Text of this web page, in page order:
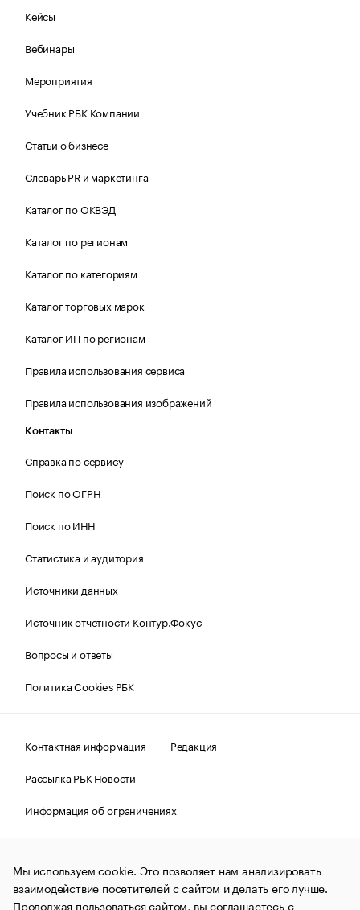
Кейсы
Вебинары
Мероприятия
Учебник РБК Компании
Статьи о бизнесе
Словарь PR и маркетинга
Каталог по ОКВЭД
Каталог по регионам
Каталог по категориям
Каталог торговых марок
Каталог ИП по регионам
Правила использования сервиса
Правила использования изображений
Контакты
Справка по сервису
Поиск по ОГРН
Поиск по ИНН
Статистика и аудитория
Источники данных
Источник отчетности Контур.Фокус
Вопросы и ответы
Политика Cookies РБК
Контактная информация
Редакция
Рассылка РБК Новости
Информация об ограничениях
Правовая информация
О соблюдении авторских прав
© АО «РОСБИЗНЕСКОНСАЛТИНГ»,1995–2026.Сообщения
и материалы информационного агентства «РБК»
(зарегистрировано Федеральной службой по надзору в сфере
Мы используем cookie. Это позволяет нам анализировать
взаимодействие посетителей с сайтом и делать его лучше.
Продолжая пользоваться сайтом, вы соглашаетесь с